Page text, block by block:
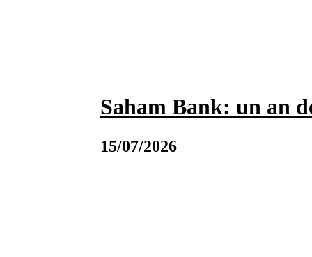
Saham Bank: un an
15/07/2026